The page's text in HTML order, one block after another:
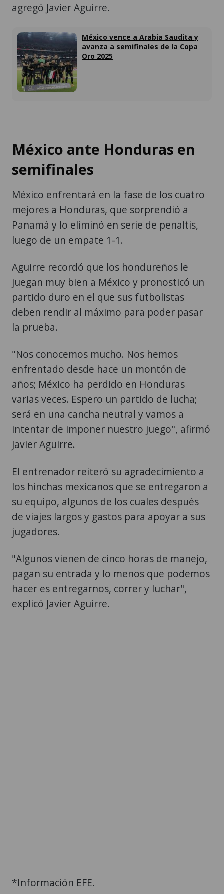
agregó Javier Aguirre.
México vence a Arabia Saudita y
avanza a semifinales de la Copa
Oro 2025
México ante Honduras en
semifinales
México enfrentará en la fase de los cuatro
mejores a Honduras, que sorprendió a
Panamá y lo eliminó en serie de penaltis,
luego de un empate 1-1.
Aguirre recordó que los hondureños le
juegan muy bien a México y pronosticó un
partido duro en el que sus futbolistas
deben rendir al máximo para poder pasar
la prueba.
"Nos conocemos mucho. Nos hemos
enfrentado desde hace un montón de
años; México ha perdido en Honduras
varias veces. Espero un partido de lucha;
será en una cancha neutral y vamos a
intentar de imponer nuestro juego", afirmó
Javier Aguirre.
El entrenador reiteró su agradecimiento a
los hinchas mexicanos que se entregaron a
su equipo, algunos de los cuales después
de viajes largos y gastos para apoyar a sus
jugadores.
"Algunos vienen de cinco horas de manejo,
pagan su entrada y lo menos que podemos
hacer es entregarnos, correr y luchar",
explicó Javier Aguirre.
*Información EFE.